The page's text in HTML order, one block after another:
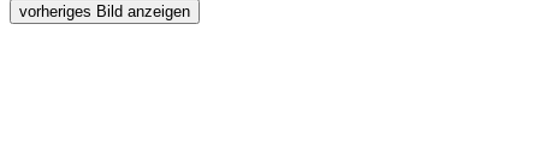
vorheriges Bild anzeigen